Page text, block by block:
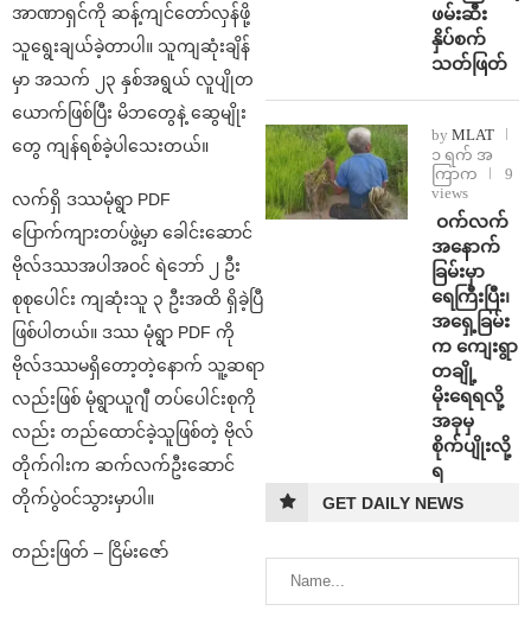
အာဏာရှင်ကို ဆန့်ကျင်တော်လှန်ဖို့
သူရွေးချယ်ခဲ့တာပါ။ သူကျဆုံးချိန်
မှာ အသက် ၂၃ နှစ်အရွယ် လူပျိုတ
ယောက်ဖြစ်ပြီး မိဘတွေနဲ့ ဆွေမျိုး
တွေ ကျန်ရစ်ခဲ့ပါသေးတယ်။
လက်ရှိ ဒဿမုံရွာ PDF
ပြောက်ကျားတပ်ဖွဲ့မှာ ခေါင်းဆောင်
ဗိုလ်ဒဿအပါအဝင် ရဲဘော် ၂ ဦး
စုစုပေါင်း ကျဆုံးသူ ၃ ဦးအထိ ရှိခဲ့ပြီ
ဖြစ်ပါတယ်။ ဒဿ မုံရွာ PDF ကို
ဗိုလ်ဒဿမရှိတော့တဲ့နောက် သူ့ဆရာ
လည်းဖြစ် မုံရွာယူဂျီ တပ်ပေါင်းစုကို
လည်း တည်ထောင်ခဲ့သူဖြစ်တဲ့ ဗိုလ်
တိုက်ဂါးက ဆက်လက်ဦးဆောင်
တိုက်ပွဲဝင်သွားမှာပါ။
တည်းဖြတ် – ငြိမ်းဇော်
ဖမ်းဆီး
နှိပ်စက်
သတ်ဖြတ်
by MLAT
၁ ရက် အ
ကြာက
9
views
⁩ ⁨ဝက်လက်
အနောက်
ခြမ်းမှာ
ရေကြီးပြီး၊
အရှေ့ခြမ်း
က ကျေးရွာ
တချို့
မိုးရေရလို့
အခုမှ
စိုက်ပျိုးလို့
ရ
GET DAILY NEWS